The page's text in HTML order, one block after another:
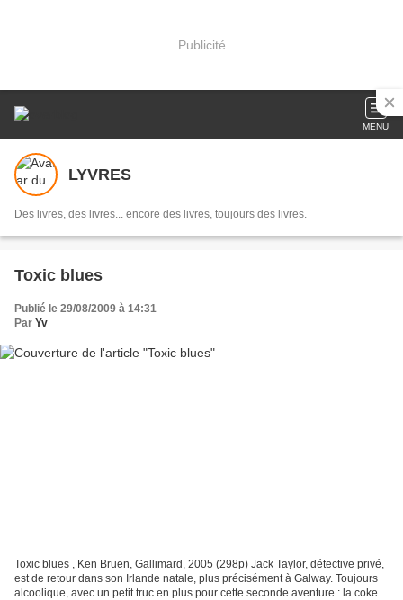
Publicité
MENU
LYVRES
Des livres, des livres... encore des livres, toujours des livres.
Toxic blues
Publié le 29/08/2009 à 14:31
Par Yv
Toxic blues , Ken Bruen, Gallimard, 2005 (298p) Jack Taylor, détective privé,
est de retour dans son Irlande natale, plus précisément à Galway. Toujours
alcoolique, avec un petit truc en plus pour cette seconde aventure : la coke !